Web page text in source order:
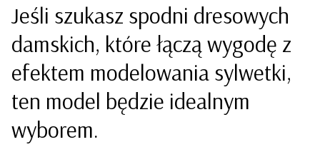
Jeśli szukasz spodni dresowych
damskich, które łączą wygodę z
efektem modelowania sylwetki,
ten model będzie idealnym
wyborem.